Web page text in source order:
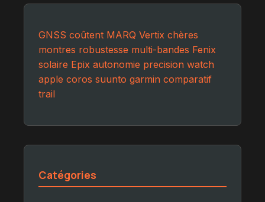
GNSS coûtent MARQ Vertix chères
montres robustesse multi-bandes Fenix
solaire Epix autonomie precision watch
apple coros suunto garmin comparatif
trail
Catégories